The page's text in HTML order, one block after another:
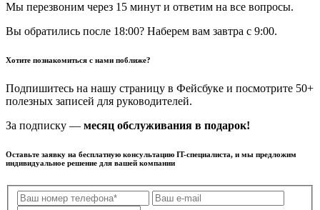
Мы перезвоним через 15 минут и ответим на все вопросы.
Вы обратились после 18:00? Наберем вам завтра с 9:00.
Хотите познакомиться с нами поближе?
Подпишитесь на нашу страницу в Фейсбуке и посмотрите 50+
полезных записей для руководителей.
За подписку — месяц обслуживания в подарок!
Оставьте заявку на бесплатную консультацию IT-специалиста, и мы предложим
индивидуальное решение для вашей компании